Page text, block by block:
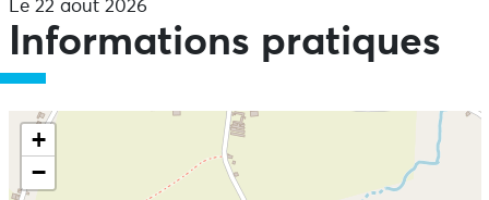
Le 22 aout 2026
Informations pratiques
+
−